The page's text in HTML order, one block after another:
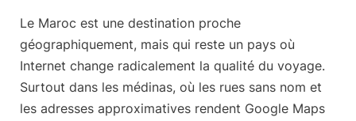
Le Maroc est une destination proche
géographiquement, mais qui reste un pays où
Internet change radicalement la qualité du voyage.
Surtout dans les médinas, où les rues sans nom et
les adresses approximatives rendent Google Maps